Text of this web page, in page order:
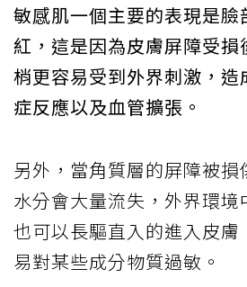
敏感肌一個主要的表現是臉
紅，這是因為皮膚屏障受損
梢更容易受到外界刺激，造
症反應以及血管擴張。
另外，當角質層的屏障被損
水分會大量流失，外界環
也可以長驅直入的進入皮膚
易對某些成分物質過敏。